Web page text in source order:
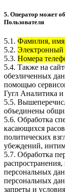
5. Оператор может
Пользователя
5.1. Фамилия,
5.2. Электронный
5.3. Номера
5.4. Также на
обезличенных
помощью
Гугл Аналитика и
5.5.
объединены
5.6. Обработка
касающихся
политических
убеждений,
5.7. Обработка
персональных
персональных
запреты и